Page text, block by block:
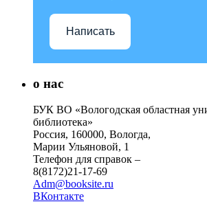
Написать
о нас
БУК ВО «Вологодская областная
библиотека»
Россия, 160000, Вологда,
Марии Ульяновой, 1
Телефон для справок –
8(8172)21-17-69
Adm@booksite.ru
ВКонтакте